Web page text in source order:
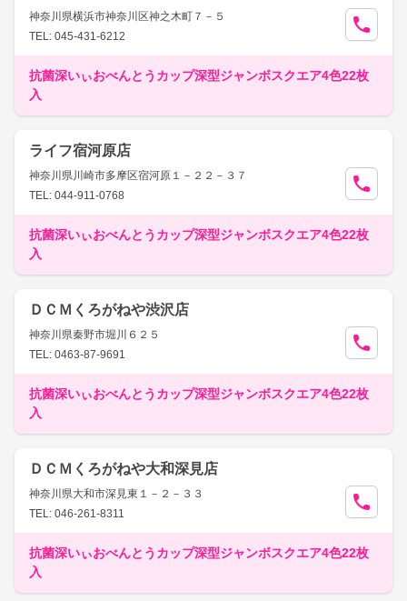
神奈川県横浜市神奈川区神之木町７－５
TEL: 045-431-6212
抗菌深いぃおべんとうカップ深型ジャンボスクエア4色22枚
入
ライフ宿河原店
神奈川県川崎市多摩区宿河原１－２２－３７
TEL: 044-911-0768
抗菌深いぃおべんとうカップ深型ジャンボスクエア4色22枚
入
ＤＣＭくろがねや渋沢店
神奈川県秦野市堀川６２５
TEL: 0463-87-9691
抗菌深いぃおべんとうカップ深型ジャンボスクエア4色22枚
入
ＤＣＭくろがねや大和深見店
神奈川県大和市深見東１－２－３３
TEL: 046-261-8311
抗菌深いぃおべんとうカップ深型ジャンボスクエア4色22枚
入